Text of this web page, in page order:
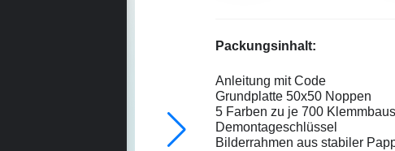
Packungsinhalt:
Anleitung mit Code
Grundplatte 50x50 Noppen
5 Farben zu je 700
Demontageschlüssel
Bilderrahmen aus stabiler